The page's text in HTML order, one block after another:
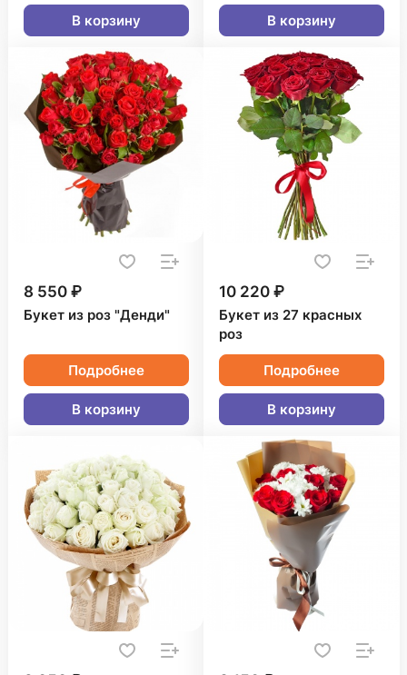
В корзину В корзину
8 550 ₽
Букет из роз "Денди"
Подробнее
В корзину
10 220 ₽
Букет из 27 красных
роз
Подробнее
В корзину